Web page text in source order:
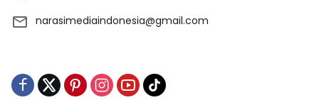
narasimediaindonesia@gmail.com